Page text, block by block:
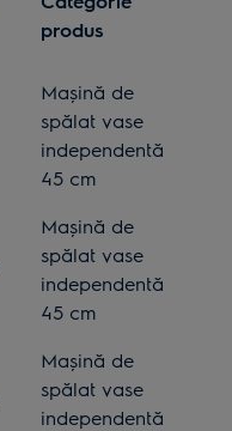
produs
Mașină de
spălat vase
independentă
45 cm
Mașină de
spălat vase
independentă
45 cm
Mașină de
spălat vase
independentă